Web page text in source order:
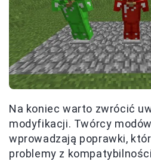
Na koniec warto zwrócić
modyfikacji. Twórcy
wprowadzają poprawki,
problemy z